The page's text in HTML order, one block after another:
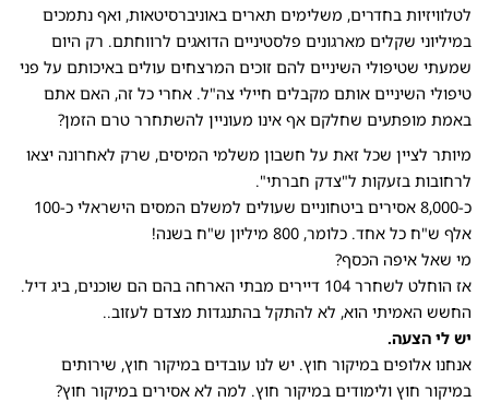
לטלוויזיות בחדרים, משלימים תארים באוניברסיטאות, ואף נתמכים
במיליוני שקלים מארגונים פלסטיניים הדואגים לרווחתם. רק היום
שמעתי שטיפולי השיניים להם זוכים המרצחים עולים באיכותם על פני
טיפולי השיניים אותם מקבלים חיילי צה"ל. אחרי כל זה, האם אתם
באמת מופתעים שחלקם אף אינו מעוניין להשתחרר טרם הזמן?
מיותר לציין שכל זאת על חשבון משלמי המיסים, שרק לאחרונה יצאו
לרחובות בזעקות ל"צדק חברתי".
כ-8,000 אסירים ביטחוניים שעולים למשלם המסים הישראלי כ-100
אלף ש"ח כל אחד. כלומר, 800 מיליון ש"ח בשנה!
מי שאל איפה הכסף?
אז הוחלט לשחרר 104 דיירים מבתי הארחה בהם הם שוכנים, ביג דיל.
החשש האמיתי הוא, לא להתקל בהתנגדות מצדם לעזוב..
יש לי הצעה.
אנחנו אלופים במיקור חוץ. יש לנו עובדים במיקור חוץ, שירותים
במיקור חוץ ולימודים במיקור חוץ. למה לא אסירים במיקור חוץ?